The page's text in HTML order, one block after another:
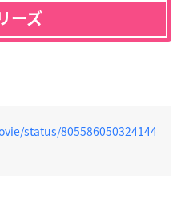
ーズ
status/805586050324144